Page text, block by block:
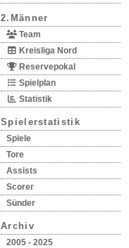
2.Männer
Team
Kreisliga Nord
Reservepokal
Spielplan
Statistik
Spielerstatistik
Spiele
Tore
Assists
Scorer
Sünder
Archiv
2005 - 2025